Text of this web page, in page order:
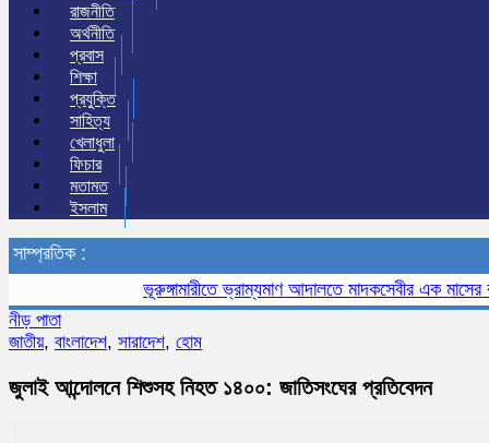
রাজনীতি
অর্থনীতি
প্রবাস
শিক্ষা
প্রযুক্তি
সাহিত্য
খেলাধুলা
ফিচার
মতামত
ইসলাম
সাম্প্রতিক :
ভূরুঙ্গামারীতে ভ্রাম্যমাণ আদালতে মাদকসেবীর এক মাসের
নীড় পাতা
জাতীয়, বাংলাদেশ, সারাদেশ, হোম
জুলাই আন্দোলনে শিশুসহ নিহত ১৪০০: জাতিসংঘের প্রতিবেদন